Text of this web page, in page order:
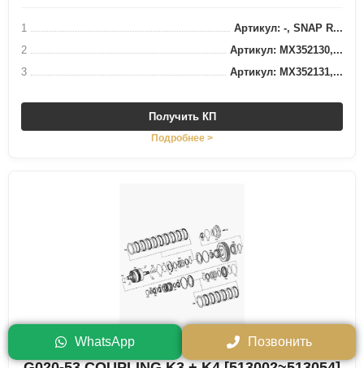
WhatsApp Позвонить
1
Артикул: -, SNAP R...
2
Артикул: MX352130,...
3
Артикул: MX352131,...
Получить КП
Подробнее >